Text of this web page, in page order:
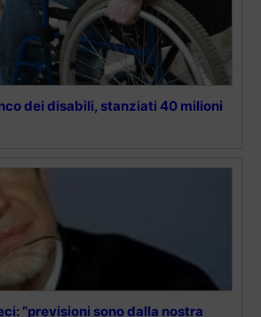
dei disabili, stanziati 40 milioni
”previsioni sono dalla nostra